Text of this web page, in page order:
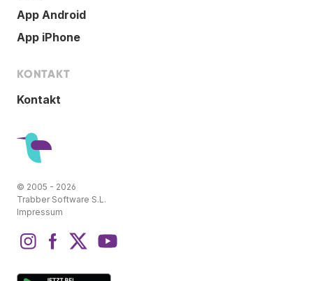
App Android
App iPhone
KONTAKT
Kontakt
© 2005 - 2026
Trabber Software S.L.
Impressum